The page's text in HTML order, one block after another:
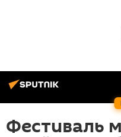
Фестиваль